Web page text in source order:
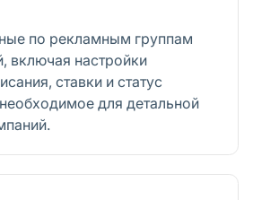
по рекламным группам
включая настройки
ставки и статус
для детальной